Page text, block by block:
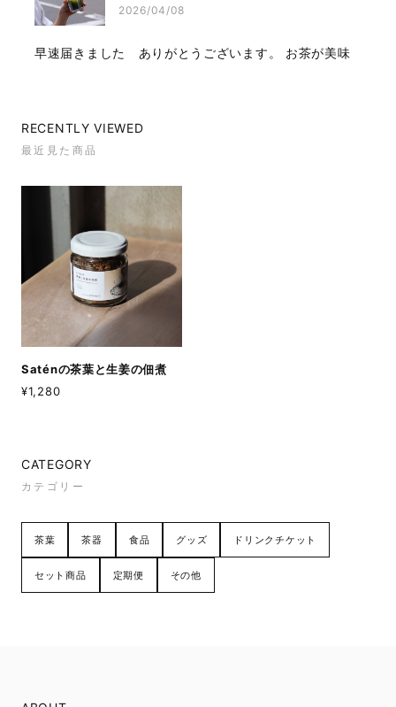
2026/04/08
早速届きました ありがとうございます。 お茶が美味
みたいです。
Saténの福袋 【抹茶まるごとセット】
ORIGAMI 片口抹茶碗（ホワイト）
2025/03/14
I got this cute bottle to my friend. When ordering, I
wrap it as a gift?" When the cute arrived to me,
to tell me that it was not wrapped. And the staff
along with this bottle. How wonderful shopping. My
RECENTLY VIEWED
最近見た商品
Saténの茶葉と生姜の佃煮
¥1,280
CATEGORY
カテゴリー
茶葉 茶器 食品 グッズ ドリンクチケット
セット商品 定期便 その他